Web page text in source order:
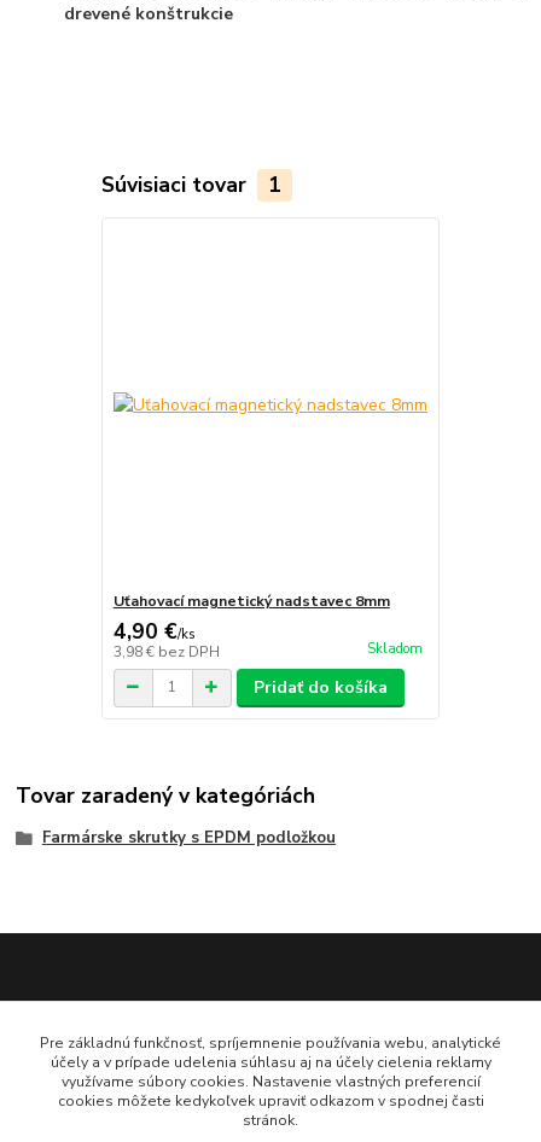
drevené konštrukcie
Súvisiaci tovar 1
Uťahovací magnetický nadstavec 8mm
4,90 €/ks
3,98 € bez DPH Skladom
Pridať do košíka
Tovar zaradený v kategóriách
Farmárske skrutky s EPDM podložkou
0948 484 313
Po-Pia 7:30-16:00 hod
doplnkykstrecham@gmail.com
Pre základnú funkčnosť, spríjemnenie používania webu, analytické
účely a v prípade udelenia súhlasu aj na účely cielenia reklamy
využívame súbory cookies. Nastavenie vlastných preferencií
cookies môžete kedykoľvek upraviť odkazom v spodnej časti
stránok.